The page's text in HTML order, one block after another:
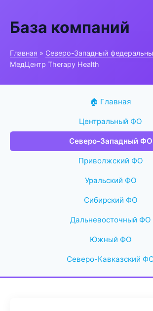
База компаний
Главная » Северо-Западный
МедЦентр Therapy Health
🏠 Главная
Центральный ФО
Северо-Западный ФО
Приволжский ФО
Уральский ФО
Сибирский ФО
Дальневосточный ФО
Южный ФО
Северо-Кавказский